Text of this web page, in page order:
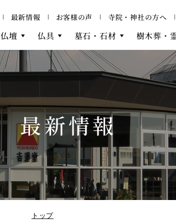
仏壇 仏具 墓石・石材 樹木葬・
最新情報 お客様の声 寺院・神社の方へ
最新情報
トップ